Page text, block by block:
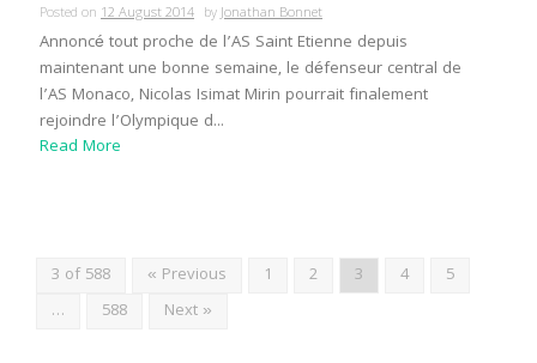
Posted on 12 August 2014 byJonathan Bonnet
Annoncé tout proche de l’AS Saint Etienne depuis
maintenant une bonne semaine, le défenseur central de
l’AS Monaco, Nicolas Isimat Mirin pourrait finalement
rejoindre l’Olympique d...
Read More
3 of 588 « Previous 1 2 3 4
5
…
588 Next »